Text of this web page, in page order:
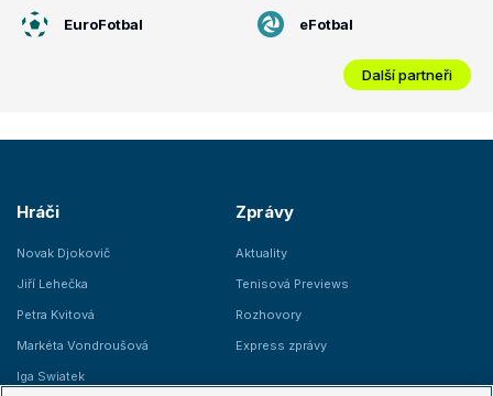
EuroFotbal eFotbal
Další partneři
Hráči
Novak Djokovič
Jiří Lehečka
Petra Kvitová
Markéta Vondroušová
Iga Swiatek
Zprávy
Aktuality
Tenisová Previews
Rozhovory
Express zprávy